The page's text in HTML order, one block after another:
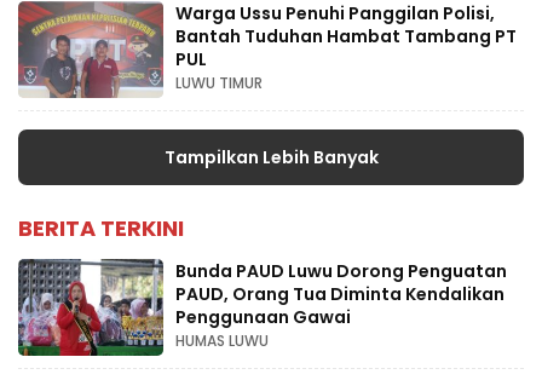
Warga Ussu Penuhi Panggilan Polisi,
Bantah Tuduhan Hambat Tambang PT
PUL
LUWU TIMUR
Tampilkan Lebih Banyak
BERITA TERKINI
Bunda PAUD Luwu Dorong Penguatan
PAUD, Orang Tua Diminta Kendalikan
Penggunaan Gawai
HUMAS LUWU